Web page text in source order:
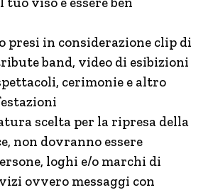
in considerazione clip di
band, video di esibizioni
cerimonie e altro
scelta per la ripresa della
non dovranno essere
loghi e/o marchi di
ovvero messaggi con